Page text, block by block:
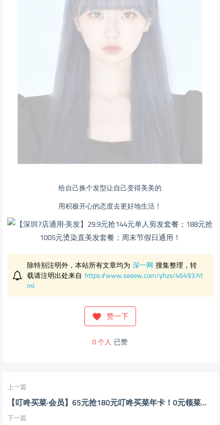
给自己换个发型让自己变得美美的
用积极开心的态度去更好地生活！
除特别注明外，本站所有文章均为 深一网 搜集整理，转
载请注明出处来自 https://www.seeew.com/yhzx/46493.ht
ml
赞一下
0个人 已赞
上一篇
【叮咚买菜·会员】65元抢180元叮咚买菜年卡！0元领菜、优惠券礼包、免配送费、绿卡专享价等多项会员权益！
下一篇